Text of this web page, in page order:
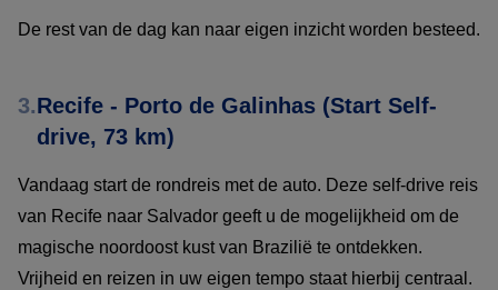
De rest van de dag kan naar eigen inzicht worden besteed.
3.Recife - Porto de Galinhas (Start Self-
drive, 73 km)
Vandaag start de rondreis met de auto. Deze self-drive reis
van Recife naar Salvador geeft u de mogelijkheid om de
magische noordoost kust van Brazilië te ontdekken.
Vrijheid en reizen in uw eigen tempo staat hierbij centraal.